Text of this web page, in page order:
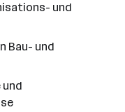
und
Bau- und